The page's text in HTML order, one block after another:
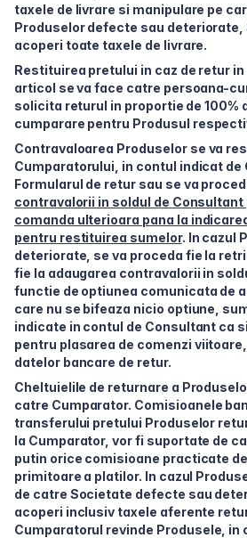
taxele de livrare si manipulare pe
Produselor defecte sau deteriorate,
acoperi toate taxele de livrare.
Restituirea pretului in caz de retur
articol se va face catre persoana-
solicita returul in proportie de 100%
cumparare pentru Produsul
Contravaloarea Produselor se va
Cumparatorului, in contul indicat de
Formularul de retur sau se va
contravalorii in soldul de
comanda ulterioara pana la
pentru restituirea sumelor. In cazul
deteriorate, se va proceda fie la
fie la adaugarea contravalorii in
functie de optiunea comunicata de
care nu se bifeaza nicio optiune,
indicate in contul de Consultant ca
pentru plasarea de comenzi
datelor bancare de retur.
Cheltuielile de returnare a
catre Cumparator. Comisioanele
transferului pretului Produselor
la Cumparator, vor fi suportate de
putin orice comisioane practicate
primitoare a platilor. In cazul
de catre Societate defecte sau
acoperi inclusiv taxele aferente
Cumparatorul revinde Produsele, in